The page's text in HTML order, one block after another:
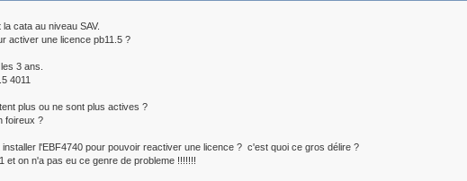
cata au niveau SAV.
activer une licence pb11.5 ?
3 ans.
4011
plus ou ne sont plus actives ?
foireux ?
installer l'EBF4740 pour pouvoir reactiver une licence ? c'est quoi ce gros délire ?
et on n'a pas eu ce genre de probleme !!!!!!!